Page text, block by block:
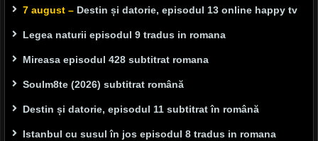
7 august – Destin și datorie, episodul 13 online happy tv
Legea naturii episodul 9 tradus in romana
Mireasa episodul 428 subtitrat romana
Soulm8te (2026) subtitrat română
Destin și datorie, episodul 11 subtitrat în română
Istanbul cu susul în jos episodul 8 tradus in romana